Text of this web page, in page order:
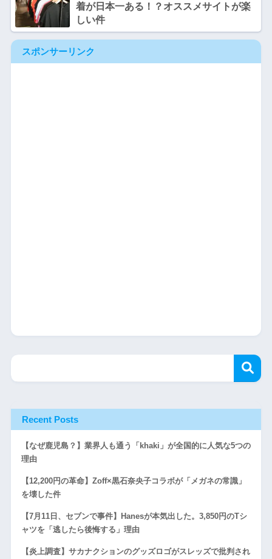
着が日本一ある！？オススメサイトが楽
しい件
スポンサーリンク
Recent Posts
【なぜ鹿児島？】業界人も通う「khaki」が全国的に人気な5つの
理由
【12,200円の革命】Zoff×黒石奈央子コラボが「メガネの常識」
を壊した件
【7月11日、セブンで事件】Hanesが本気出した。3,850円のTシ
ャツを「逃したら後悔する」理由
【炎上調査】サカナクションのグッズロゴがスレッズで批判され